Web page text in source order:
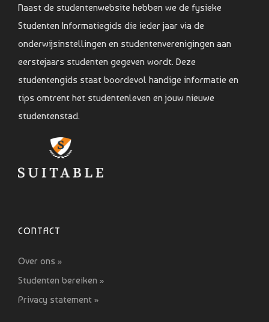
Naast de studentenwebsite hebben we de fysieke
Studenten Informatiegids die ieder jaar via de
onderwijsinstellingen en studentenverenigingen aan
eerstejaars studenten gegeven wordt. Deze
studentengids staat boordevol handige informatie en
tips omtrent het studentenleven en jouw nieuwe
studentenstad.
CONTACT
Over ons »
Studenten bereiken »
Privacy statement »